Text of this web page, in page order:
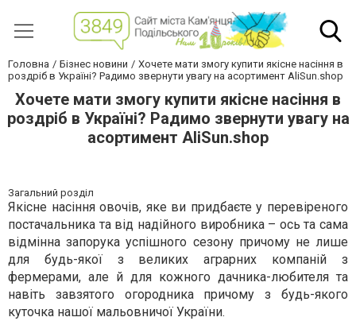
Головна Бізнес новини
Хочете мати змогу купити якісне насіння в
роздріб в Україні? Радимо звернути увагу на асортимент AliSun.shop
Хочете мати змогу купити якісне насіння в
роздріб в Україні? Радимо звернути увагу на
асортимент AliSun.shop
Загальний розділ
Якісне насіння овочів, яке ви придбаєте у перевіреного
постачальника та від надійного виробника – ось та сама
відмінна запорука успішного сезону причому не лише
для будь-якої з великих аграрних компаній з
фермерами, але й для кожного дачника-любителя та
навіть завзятого огородника причому з будь-якого
куточка нашої мальовничої України.